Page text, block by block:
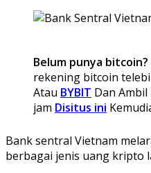
Belum punya bitcoin?
rekening bitcoin
Atau BYBIT Dan
jam Disitus ini
Bank sentral Vietnam
berbagai jenis uang kripto